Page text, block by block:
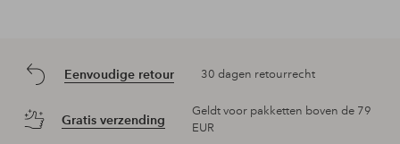
Eenvoudige retour 30 dagen retourrecht
Gratis verzending
Geldt voor pakketten boven de 79
EUR